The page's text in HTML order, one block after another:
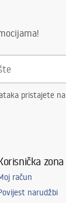
pristajete
zona
račun
narudžbi